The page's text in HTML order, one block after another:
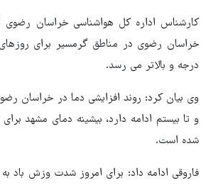
کارشناس اداره کل هواشناسی خراسان رضوی
درجه و بالاتر می رسد.
وی بیان کرد: روند افزایشی دما در خراسان
شده است.
فاروقی ادامه داد: برای امروز شدت وزش باد